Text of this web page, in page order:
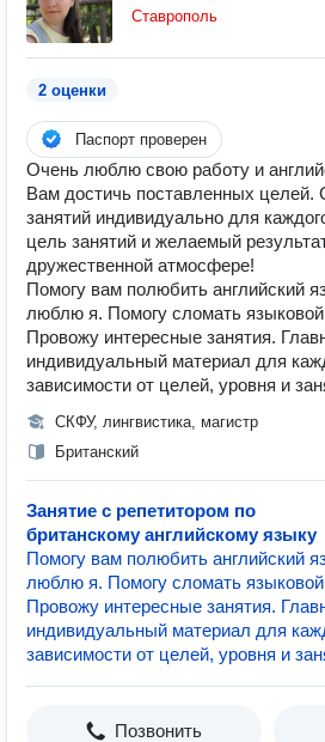
Ставрополь
2 оценки
Паспорт проверен
Очень люблю свою работу и
Вам достичь поставленных целей.
занятий индивидуально для
цель занятий и желаемый
дружественной атмосфере!
Помогу вам полюбить английский
люблю я. Помогу сломать языковой
Провожу интересные занятия.
индивидуальный материал для
зависимости от целей, уровня и
СКФУ, лингвистика, магистр
Британский
Занятие с репетитором по
британскому английскому языку
Помогу вам полюбить английский
люблю я. Помогу сломать языковой
Провожу интересные занятия.
индивидуальный материал для
зависимости от целей, уровня и
Позвонить